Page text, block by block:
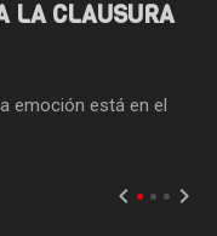
LA CLAUSURA
emoción está en el